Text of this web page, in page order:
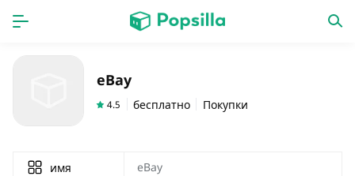
eBay
4.5 бесплатно Покупки
имя eBay